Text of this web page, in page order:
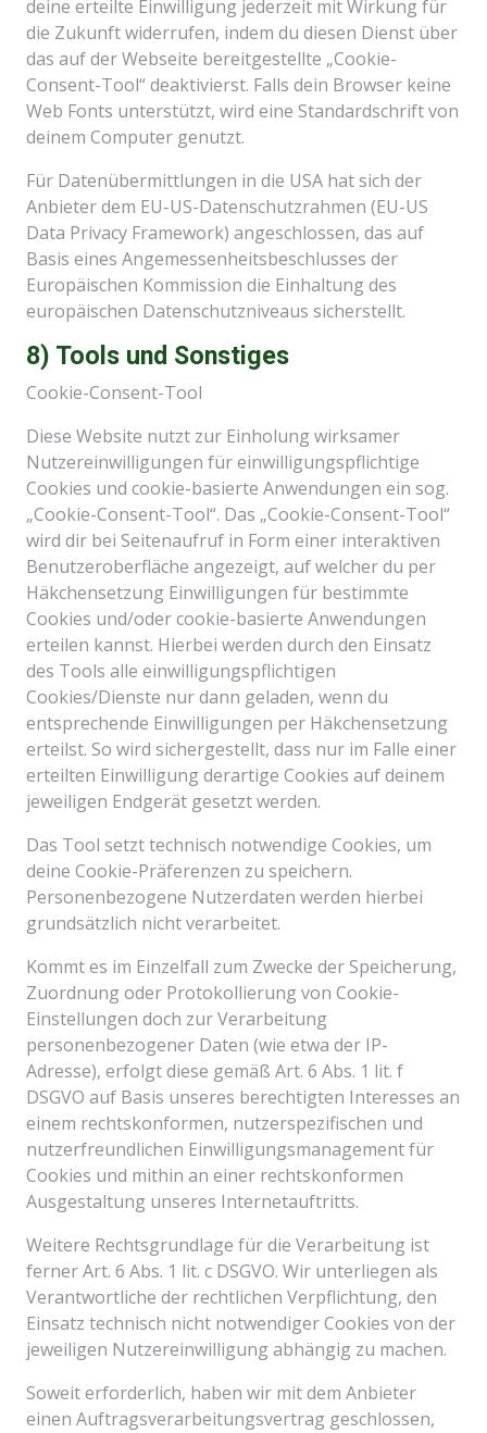
deine erteilte Einwilligung jederzeit mit Wirkung für
die Zukunft widerrufen, indem du diesen Dienst über
das auf der Webseite bereitgestellte „Cookie-
Consent-Tool“ deaktivierst. Falls dein Browser keine
Web Fonts unterstützt, wird eine Standardschrift von
deinem Computer genutzt.
Für Datenübermittlungen in die USA hat sich der
Anbieter dem EU-US-Datenschutzrahmen (EU-US
Data Privacy Framework) angeschlossen, das auf
Basis eines Angemessenheitsbeschlusses der
Europäischen Kommission die Einhaltung des
europäischen Datenschutzniveaus sicherstellt.
8) Tools und Sonstiges
Cookie-Consent-Tool
Diese Website nutzt zur Einholung wirksamer
Nutzereinwilligungen für einwilligungspflichtige
Cookies und cookie-basierte Anwendungen ein sog.
„Cookie-Consent-Tool“. Das „Cookie-Consent-Tool“
wird dir bei Seitenaufruf in Form einer interaktiven
Benutzeroberfläche angezeigt, auf welcher du per
Häkchensetzung Einwilligungen für bestimmte
Cookies und/oder cookie-basierte Anwendungen
erteilen kannst. Hierbei werden durch den Einsatz
des Tools alle einwilligungspflichtigen
Cookies/Dienste nur dann geladen, wenn du
entsprechende Einwilligungen per Häkchensetzung
erteilst. So wird sichergestellt, dass nur im Falle einer
erteilten Einwilligung derartige Cookies auf deinem
jeweiligen Endgerät gesetzt werden.
Das Tool setzt technisch notwendige Cookies, um
deine Cookie-Präferenzen zu speichern.
Personenbezogene Nutzerdaten werden hierbei
grundsätzlich nicht verarbeitet.
Kommt es im Einzelfall zum Zwecke der Speicherung,
Zuordnung oder Protokollierung von Cookie-
Einstellungen doch zur Verarbeitung
personenbezogener Daten (wie etwa der IP-
Adresse), erfolgt diese gemäß Art. 6 Abs. 1 lit. f
DSGVO auf Basis unseres berechtigten Interesses an
einem rechtskonformen, nutzerspezifischen und
nutzerfreundlichen Einwilligungsmanagement für
Cookies und mithin an einer rechtskonformen
Ausgestaltung unseres Internetauftritts.
Weitere Rechtsgrundlage für die Verarbeitung ist
ferner Art. 6 Abs. 1 lit. c DSGVO. Wir unterliegen als
Verantwortliche der rechtlichen Verpflichtung, den
Einsatz technisch nicht notwendiger Cookies von der
jeweiligen Nutzereinwilligung abhängig zu machen.
Soweit erforderlich, haben wir mit dem Anbieter
einen Auftragsverarbeitungsvertrag geschlossen,